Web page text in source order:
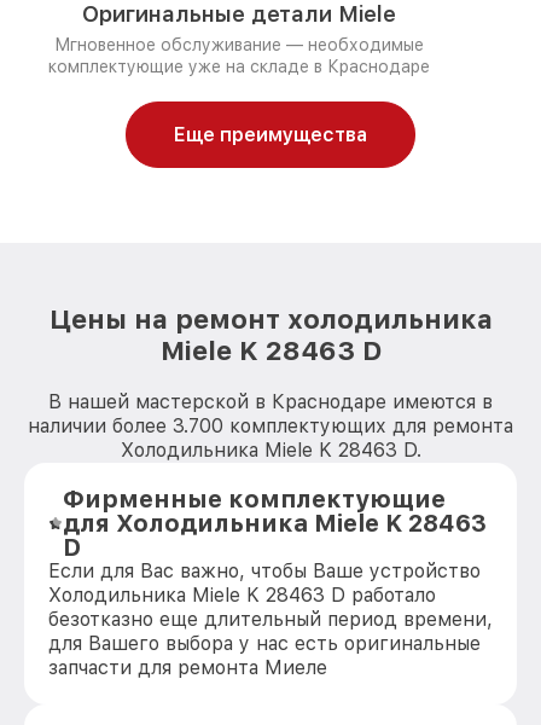
Оригинальные детали Miele
Мгновенное обслуживание — необходимые
комплектующие уже на складе в Краснодаре
Еще преимущества
Цены на ремонт холодильника
Miele K 28463 D
В нашей мастерской в Краснодаре имеются в
наличии более 3.700 комплектующих для ремонта
Холодильника Miele K 28463 D.
Фирменные комплектующие
для Холодильника Miele K 28463
D
Если для Вас важно, чтобы Ваше устройство
Холодильника Miele K 28463 D работало
безотказно еще длительный период времени,
для Вашего выбора у нас есть оригинальные
запчасти для ремонта Миеле